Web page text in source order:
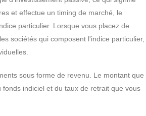
et effectue un timing de marché, le
particulier. Lorsque vous placez de
sociétés qui composent l'indice particulier,
sous forme de revenu. Le montant que
indiciel et du taux de retrait que vous